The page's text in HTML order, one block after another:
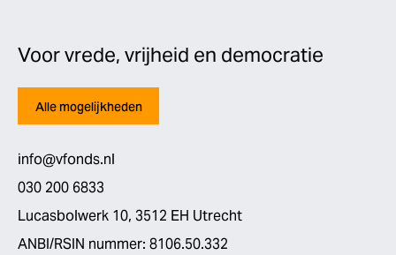
Voor vrede, vrijheid en democratie
Alle mogelijkheden
info@vfonds.nl
030 200 6833
Lucasbolwerk 10, 3512 EH Utrecht
ANBI/RSIN nummer: 8106.50.332